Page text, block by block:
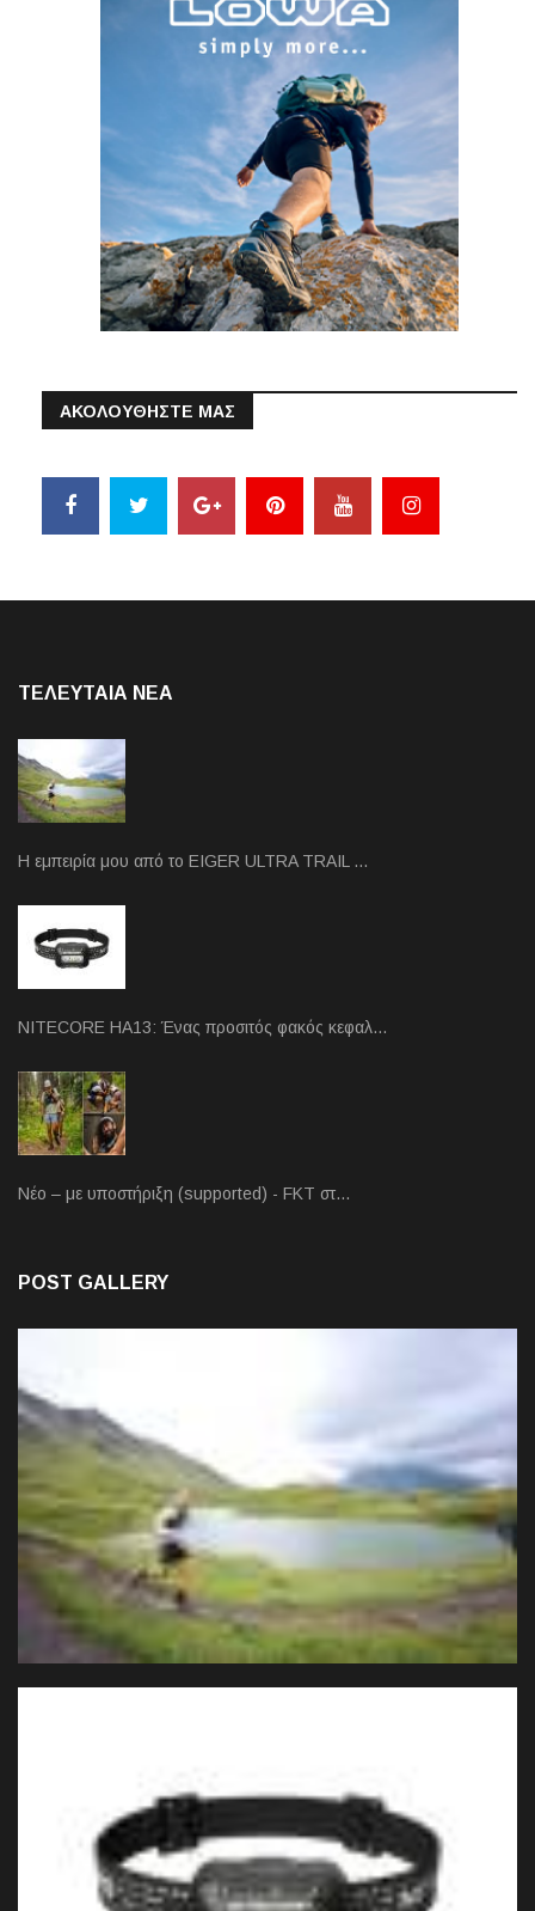
ΑΚΟΛΟΥΘΗΣΤΕ ΜΑΣ
ΤΕΛΕΥΤΑΙΑ NEA
Η εμπειρία μου από το EIGER ULTRA TRAIL …
NITECORE HA13: Ένας προσιτός φακός κεφαλ…
Νέο – με υποστήριξη (supported) - FKT στ…
POST GALLERY